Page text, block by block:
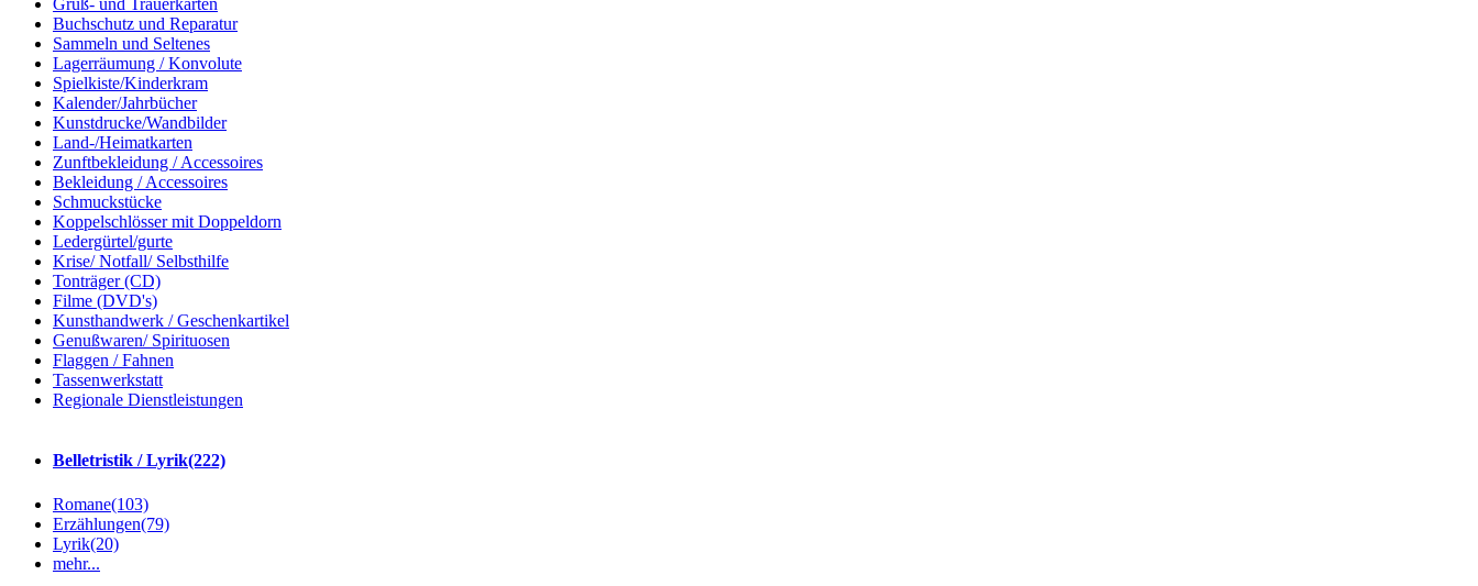
Gruß- und Trauerkarten
Buchschutz und Reparatur
Sammeln und Seltenes
Lagerräumung / Konvolute
Spielkiste/Kinderkram
Kalender/Jahrbücher
Kunstdrucke/Wandbilder
Land-/Heimatkarten
Zunftbekleidung / Accessoires
Bekleidung / Accessoires
Schmuckstücke
Koppelschlösser mit Doppeldorn
Ledergürtel/gurte
Krise/ Notfall/ Selbsthilfe
Tonträger (CD)
Filme (DVD's)
Kunsthandwerk / Geschenkartikel
Genußwaren/ Spirituosen
Flaggen / Fahnen
Tassenwerkstatt
Regionale Dienstleistungen
Belletristik / Lyrik(222)
Romane(103)
Erzählungen(79)
Lyrik(20)
mehr...